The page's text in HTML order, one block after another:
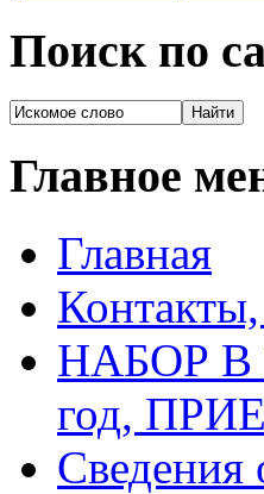
Поиск по
Главное
Главная
НАБОР В
год,
Сведения